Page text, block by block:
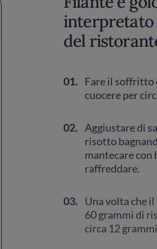
interpretato
del
01. Fare il soffritto
cuocere per
02. Aggiustare di
risotto
mantecare con
raffreddare.
03. Una volta che
60 grammi di
circa 12